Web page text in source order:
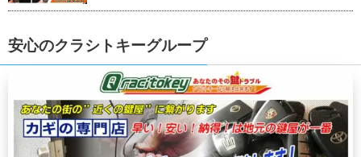
安心のクラシトキーグループ